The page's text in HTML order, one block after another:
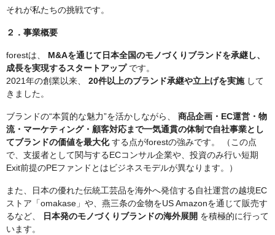
それが私たちの挑戦です。
２．事業概要
forestは、 M&Aを通じて日本全国のモノづくりブランドを承継し、
成長を実現するスタートアップです。
2021年の創業以来、 20件以上のブランド承継や立上げを実施して
きました。
ブランドの“本質的な魅力”を活かしながら、 商品企画・EC運営・物
流・マーケティング・顧客対応まで一気通貫の体制で自社事業とし
てブランドの価値を最大化する点がforestの強みです。 （この点
で、支援者として関与するECコンサル企業や、投資のみ行い短期
Exit前提のPEファンドとはビジネスモデルが異なります。）
また、日本の優れた伝統工芸品を海外へ発信する自社運営の越境EC
ストア「omakase」や、燕三条の金物をUS Amazonを通じて販売す
るなど、
日本発のモノづくりブランドの海外展開 を積極的に行って
います。